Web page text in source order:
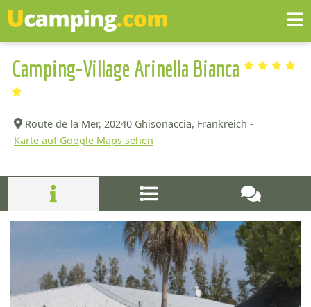
Camping-Village Arinella Bianca
Route de la Mer, 20240 Ghisonaccia, Frankreich -
Karte auf Google Maps sehen